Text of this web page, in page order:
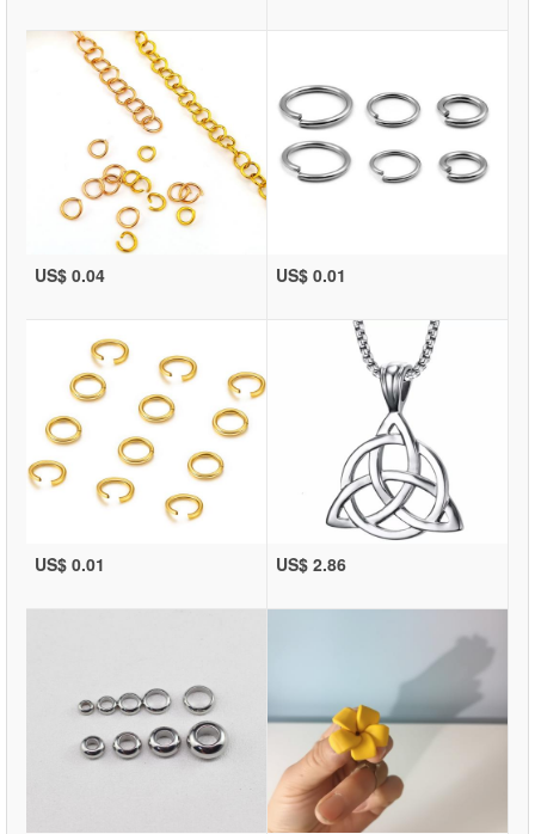
US$ 0.04 US$ 0.01
US$ 0.01 US$ 2.86